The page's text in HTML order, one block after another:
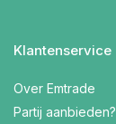
Klantenservice
Over Emtrade
Partij aanbieden?